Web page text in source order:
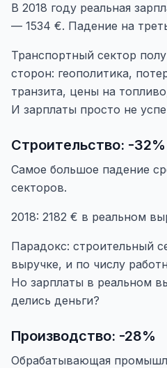
В 2018 году реальная
— 1534 €. Падение на
Транспортный сектор
сторон: геополитика,
транзита, цены на
И зарплаты просто не
Строительство: -32%
Самое большое падение
секторов.
2018: 2182 € в реальном
Парадокс: строительный
выручке, и по числу
Но зарплаты в реальном
делись деньги?
Производство: -28%
Обрабатывающая